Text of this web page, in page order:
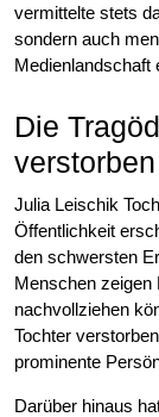
vermittelte stets
sondern auch
Medienlandschaft
Die
verstorben
Julia Leischik
Öffentlichkeit
den schwersten
Menschen zeigen
nachvollziehen
Tochter
prominente
Darüber hinaus